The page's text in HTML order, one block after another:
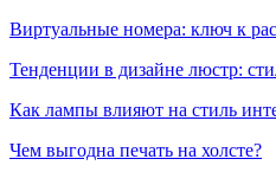
Виртуальные номера: ключ к
Тенденции в дизайне люстр:
Как лампы влияют на стиль
Чем выгодна печать на холсте?